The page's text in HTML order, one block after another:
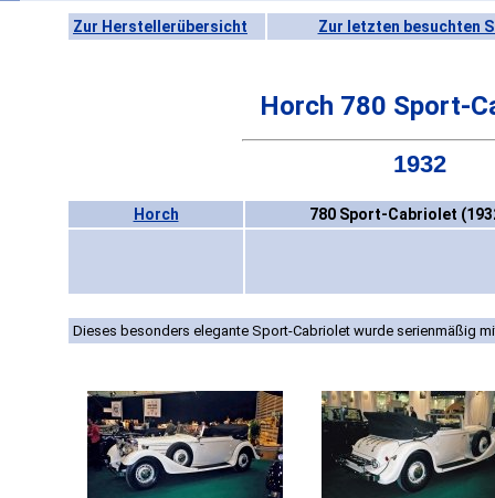
Zur Herstellerübersicht Zur letzten besuchten
Horch 780 Sport-
1932
Horch 780 Sport-Cabriolet
Dieses besonders elegante Sport-Cabriolet wurde serienmäßig